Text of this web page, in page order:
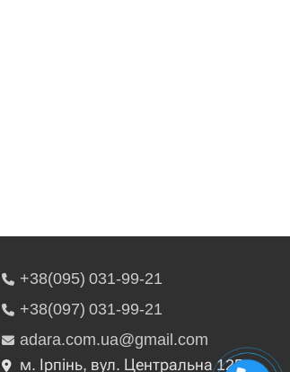
+38(095) 031-99-21
+38(097) 031-99-21
adara.com.ua@gmail.com
м. Ірпінь, вул. Центральна 125